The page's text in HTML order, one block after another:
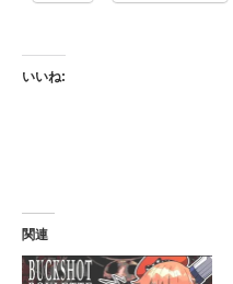
いいね:
関連